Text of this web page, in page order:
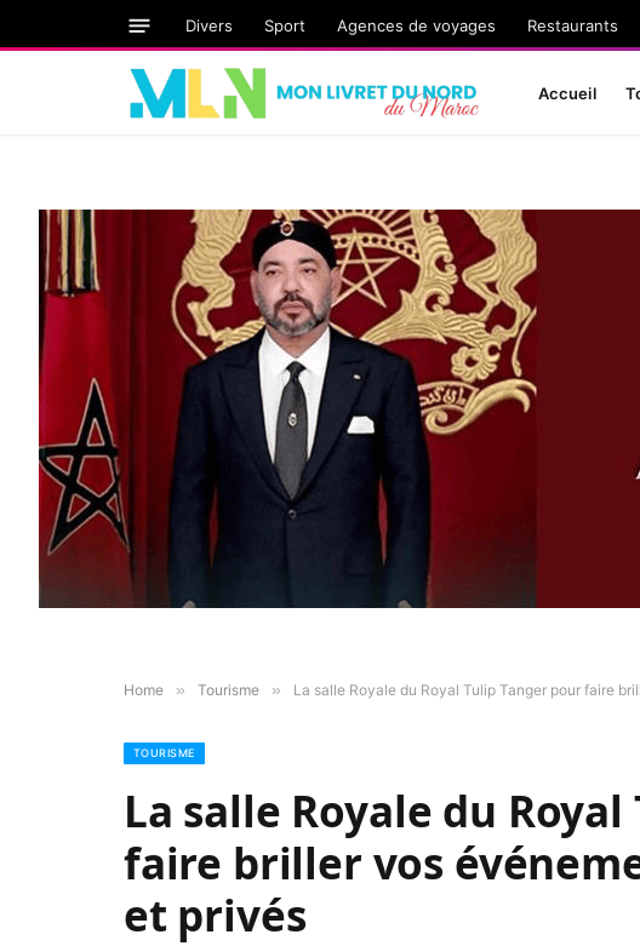
Divers Sport Agences de voyages Restaurants
Accueil
Home » Tourisme » La salle Royale du Royal Tulip Tanger pour faire
TOURISME
La salle Royale du
faire briller vos
et privés